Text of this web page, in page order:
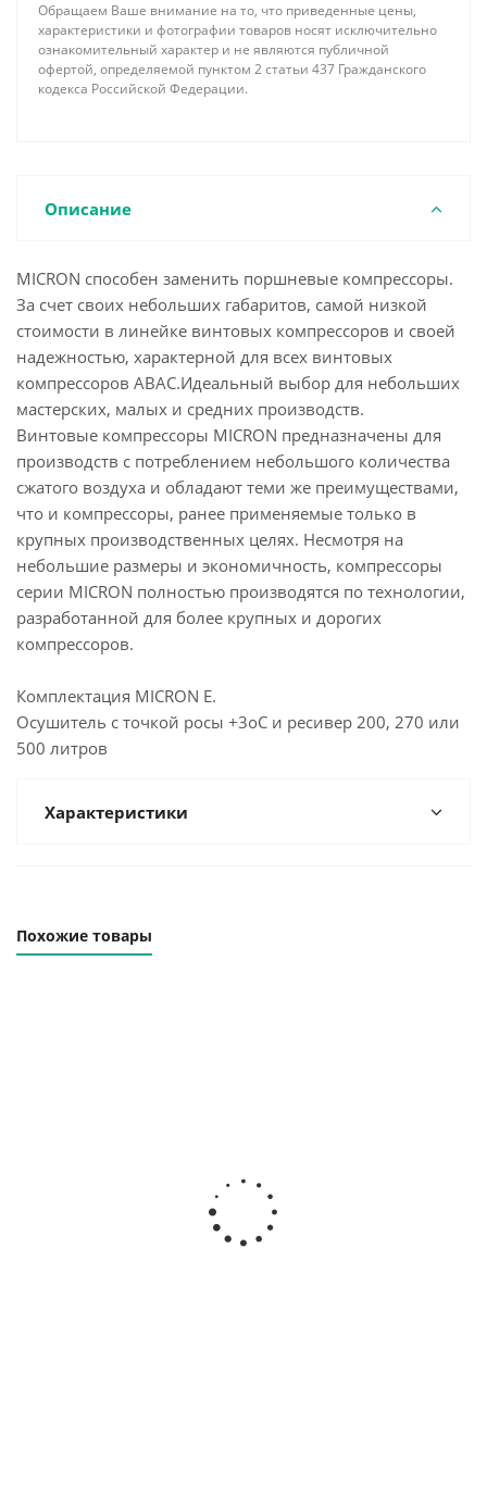
Обращаем Ваше внимание на то, что приведенные цены,
характеристики и фотографии товаров носят исключительно
ознакомительный характер и не являются публичной
офертой, определяемой пунктом 2 статьи 437 Гражданского
кодекса Российской Федерации.
Описание
MICRON способен заменить поршневые компрессоры.
За счет своих небольших габаритов, самой низкой
стоимости в линейке винтовых компрессоров и своей
надежностью, характерной для всех винтовых
компрессоров АВАС.Идеальный выбор для небольших
мастерских, малых и средних производств.
Винтовые компрессоры MICRON предназначены для
производств с потреблением небольшого количества
сжатого воздуха и обладают теми же преимуществами,
что и компрессоры, ранее применяемые только в
крупных производственных целях. Несмотря на
небольшие размеры и экономичность, компрессоры
серии MICRON полностью производятся по технологии,
разработанной для более крупных и дорогих
компрессоров.
Комплектация MICRON E.
Осушитель с точкой росы +3oС и ресивер 200, 270 или
500 литров
Характеристики
Похожие товары
Винтовой
компрессор
NEW SILVER